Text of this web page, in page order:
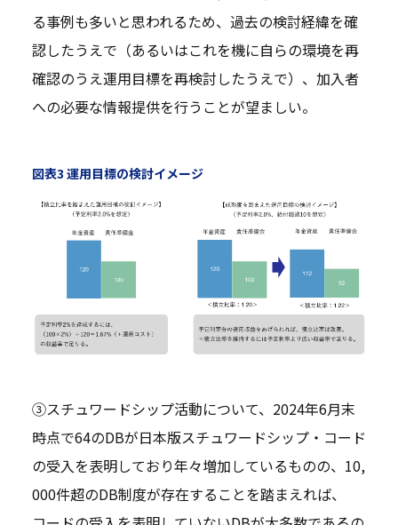
る事例も多いと思われるため、過去の検討経緯を確
認したうえで（あるいはこれを機に自らの環境を再
確認のうえ運用目標を再検討したうえで）、加入者
への必要な情報提供を行うことが望ましい。
図表3 運用目標の検討イメージ
③スチュワードシップ活動について、2024年6月末
時点で64のDBが日本版スチュワードシップ・コード
の受入を表明しており年々増加しているものの、10,
000件超のDB制度が存在することを踏まえれば、